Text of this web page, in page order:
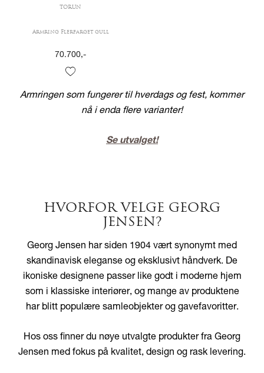
TORUN
Armring Flerfarget gull
70.700,-
Armringen som fungerer til hverdags og fest, kommer
nå i enda flere varianter!
Se utvalget!
HVORFOR VELGE GEORG
JENSEN?
Georg Jensen har siden 1904 vært synonymt med
skandinavisk eleganse og eksklusivt håndverk. De
ikoniske designene passer like godt i moderne hjem
som i klassiske interiører, og mange av produktene
har blitt populære samleobjekter og gavefavoritter.
Hos oss finner du nøye utvalgte produkter fra Georg
Jensen med fokus på kvalitet, design og rask levering.